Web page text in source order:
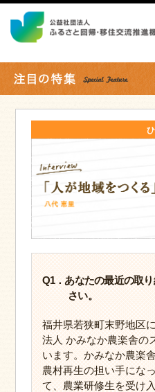
Q1．あなたの最近の取
さい。
福井県若狭町末野地区
法人 かみなか農楽舎の
います。かみなか農楽
農村再生の担い手にな
て、農業研修生を受け